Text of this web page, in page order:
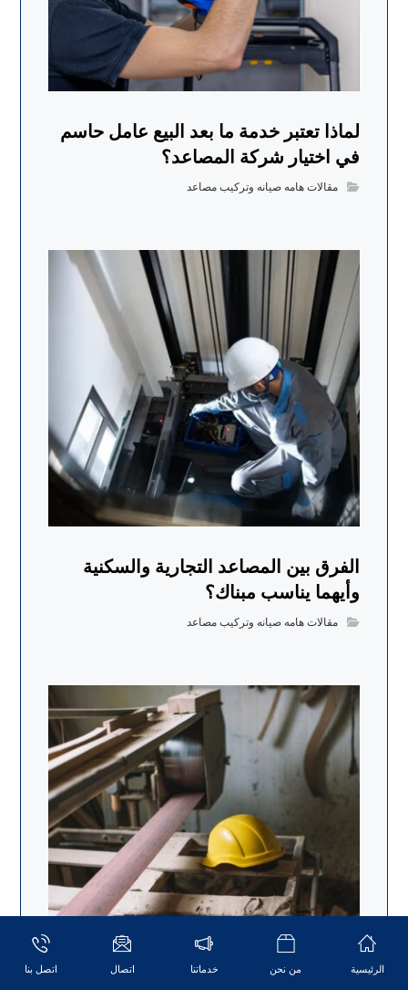
لماذا تعتبر خدمة ما بعد البيع عامل حاسم
في اختيار شركة المصاعد؟
مقالات هامه صيانه وتركيب مصاعد
الفرق بين المصاعد التجارية والسكنية
وأيهما يناسب مبناك؟
مقالات هامه صيانه وتركيب مصاعد
الرئيسية من نحن خدماتنا اتصال اتصل بنا